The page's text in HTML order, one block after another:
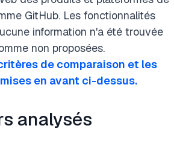
GitHub. Les fonctionnalités
information n'a été trouvée
non proposées.
de comparaison et les
en avant ci-dessus.
analysés